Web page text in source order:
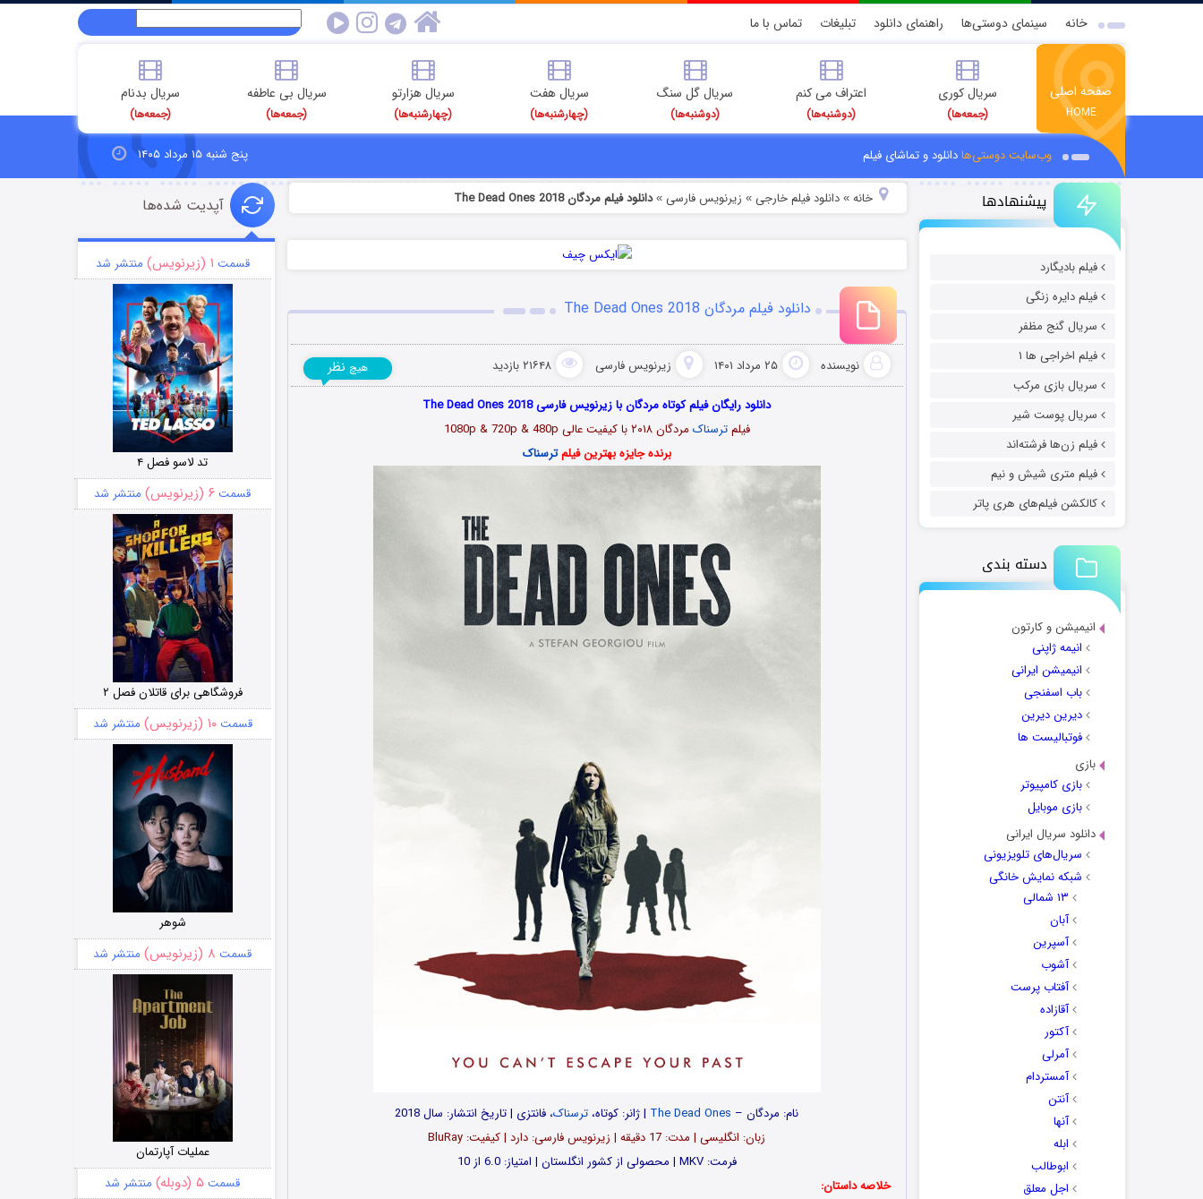
خانه سینمای دوستی‌ها راهنمای دانلود تبلیغات تماس با ما
صفحه اصلی
HOME
سریال کوری
(جمعه‌ها)
اعتراف می کنم
(دوشنبه‌ها)
سریال گل سنگ
(دوشنبه‌ها)
سریال هفت
(چهارشنبه‌ها)
سریال هزارتو
(چهارشنبه‌ها)
سریال بی عاطفه
(جمعه‌ها)
سریال بدنام
(جمعه‌ها)
وب‌سایت دوستی‌هادانلود و تماشای فیلم پنج شنبه ۱۵ مرداد ۱۴۰۵
پیشنهادها
فیلم بادیگارد
فیلم دایره زنگی
سریال گنج مظفر
فیلم اخراجی ها ۱
سریال بازی مرکب
سریال پوست شیر
فیلم زن‌ها فرشته‌اند
فیلم متری شیش و نیم
کالکشن فیلم‌های هری پاتر
دسته بندی
انیمیشن و کارتون
انیمه ژاپنی
انیمیشن ایرانی
باب اسفنجی
دیرین دیرین
فوتبالیست ها
بازی
بازی کامپیوتر
بازی موبایل
دانلود سریال ایرانی
سریال‌های تلویزیونی
شبکه نمایش خانگی
۱۳ شمالی
آبان
آسپرین
آشوب
آفتاب پرست
آقازاده
آکتور
آمرلی
آمستردام
آنتن
آنها
ابله
ابوطالب
اجل معلق
خانه» دانلود فیلم خارجی » زیرنویس فارسی »دانلود فیلم مردگان The Dead Ones 2018
دانلود فیلم مردگان The Dead Ones 2018
نویسنده ۲۵ مرداد ۱۴۰۱ زیرنویس فارسی ۲۱۶۴۸ بازدید هیچ نظر
دانلود رایگان فیلم کوتاه مردگان با زیرنویس فارسی The Dead Ones 2018
فیلمترسناک مردگان ۲۰۱۸ با کیفیت عالی 1080p & 720p & 480p
برنده جایزه بهترین فیلمترسناک
نام: مردگان – The Dead Ones | ژانر: کوتاه، ترسناک، فانتزی | تاریخ انتشار: سال 2018
زبان: انگلیسی | مدت‌‌: 17 دقیقه | زیرنویس فارسی: دارد | کیفیت: BluRay
فرمت: MKV | محصولی از کشور انگلستان | امتیاز: 6.0 از 10
خلاصه داستان:
آپدیت شده‌ها
قسمت ۱ (زیرنویس) منتشر شد
تد لاسو فصل ۴
قسمت ۶ (زیرنویس) منتشر شد
فروشگاهی برای قاتلان فصل ۲
قسمت۱۰ (زیرنویس) منتشر شد
شوهر
قسمت ۸ (زیرنویس) منتشر شد
عملیات آپارتمان
قسمت ۵ (دوبله) منتشر شد